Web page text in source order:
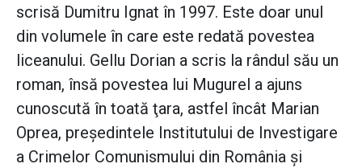
scrisă Dumitru Ignat în 1997. Este doar unul
din volumele în care este redată povestea
liceanului. Gellu Dorian a scris la rândul său un
roman, însă povestea lui Mugurel a ajuns
cunoscută în toată ţara, astfel încât Marian
Oprea, preşedintele Institutului de Investigare
a Crimelor Comunismului din România şi